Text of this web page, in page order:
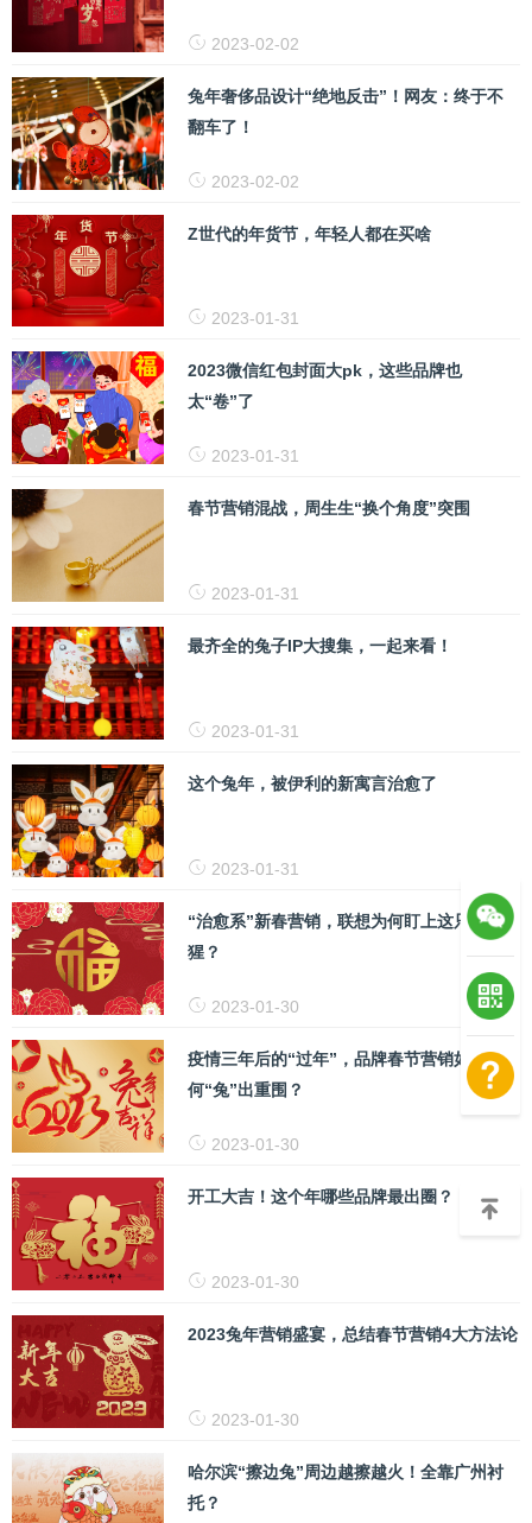
2023-02-02
兔年奢侈品设计“绝地反击”！网友：终于不
翻车了！
2023-02-02
Z世代的年货节，年轻人都在买啥
2023-01-31
2023微信红包封面大pk，这些品牌也
太“卷”了
2023-01-31
春节营销混战，周生生“换个角度”突围
2023-01-31
最齐全的兔子IP大搜集，一起来看！
2023-01-31
这个兔年，被伊利的新寓言治愈了
2023-01-31
“治愈系”新春营销，联想为何盯上这只小猩
猩？
2023-01-30
疫情三年后的“过年”，品牌春节营销如
何“兔”出重围？
2023-01-30
开工大吉！这个年哪些品牌最出圈？
2023-01-30
2023兔年营销盛宴，总结春节营销4大方法论
2023-01-30
哈尔滨“擦边兔”周边越擦越火！全靠广州衬
托？